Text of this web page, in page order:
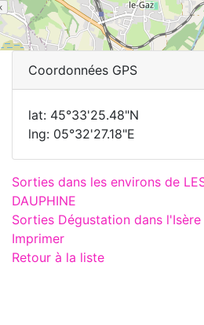
Coordonnées GPS
lat: 45°33'25.48"N
lng: 05°32'27.18"E
Sorties dans les environs de
DAUPHINE
Sorties Dégustation dans l'Isère
Imprimer
Retour à la liste